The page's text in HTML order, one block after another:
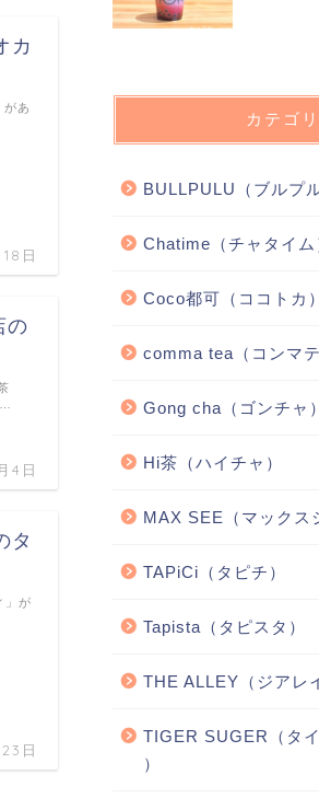
カ
日
があ
の
4日
タ
日
」が
カテゴ
BULLPULU（ブルプル
Chatime（チャタイム
Coco都可（ココトカ）
comma tea（コンマテ
Gong cha（ゴンチャ）
Hi茶（ハイチャ）
MAX SEE（マックス
TAPiCi（タピチ）
Tapista（タピスタ）
THE ALLEY（ジアレ
TIGER SUGER（タ
）